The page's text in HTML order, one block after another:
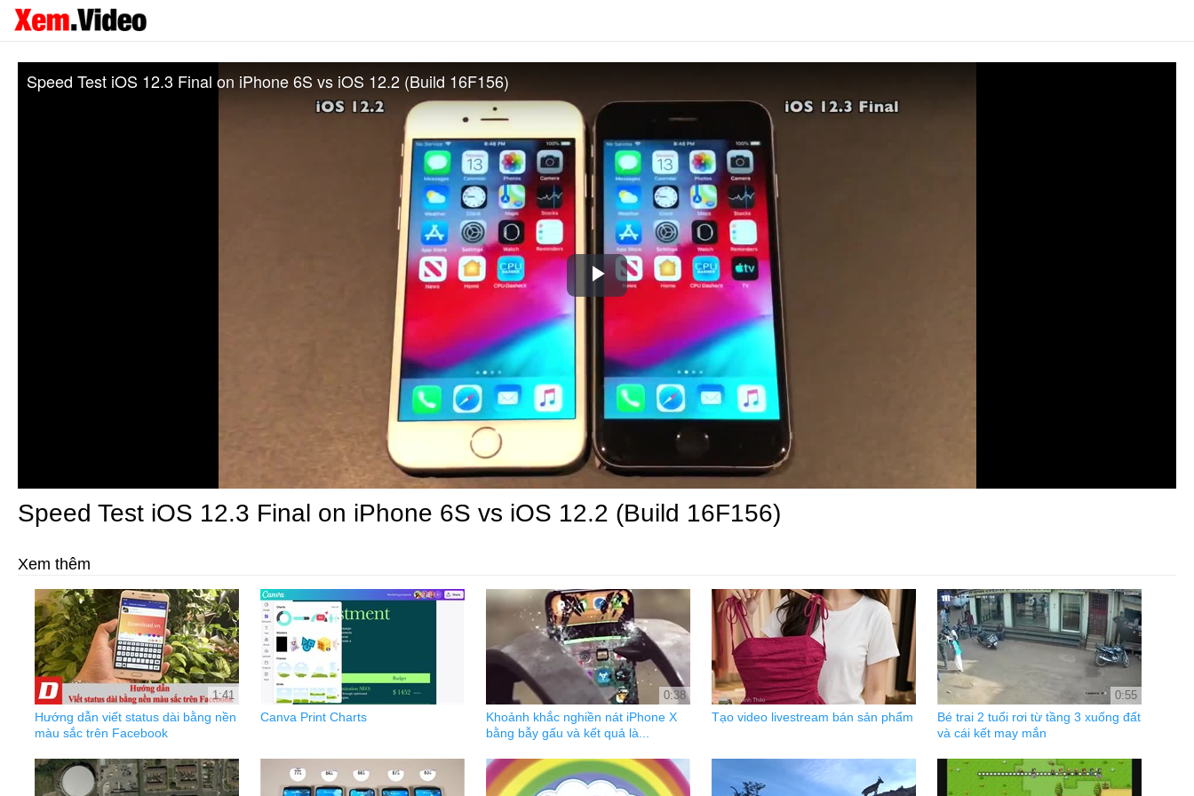
Play
Video
Speed Test iOS 12.3 Final on iPhone 6S vs iOS 12.2 (Build 16F156)
Speed Test iOS 12.3 Final on iPhone 6S vs iOS 12.2 (Build 16F156)
Xem thêm
1:41
Hướng dẫn viết status dài bằng nền
màu sắc trên Facebook
Canva Print Charts
0:38
Khoảnh khắc nghiền nát iPhone X
bằng bẫy gấu và kết quả là...
Tạo video livestream bán sản phẩm
0:55
Bé trai 2 tuổi rơi từ tầng 3 xuống đất
và cái kết may mắn